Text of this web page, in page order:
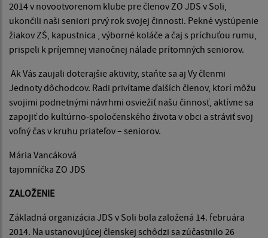
2014 v novootvorenom klube pre členov ZO JDS v Soli,
ukončili naši seniori prvý rok svojej činnosti. Pekné vystúpenie
žiakov ZŠ, kapustnica , výborné koláče a čaj s príchuťou rumu,
prispeli k príjemnej vianočnej nálade prítomných seniorov.
Ak Vás zaujali doterajšie aktivity, staňte sa aj Vy členmi
Jednoty dôchodcov. Radi privítame ďalších členov, ktorí môžu
svojimi podnetnými návrhmi osviežiť našu činnosť, aktívne sa
zapojiť do kultúrno-spoločenského života v obci a stráviť svoj
voľný čas v kruhu priateľov – seniorov.
Mária Vancáková
tajomníčka ZO JDS
ZALOŽENIE
Základná organizácia JDS v Soli bola založená 14. februára
2014. Na ustanovujúcej členskej schôdzi sa zúčastnilo 26